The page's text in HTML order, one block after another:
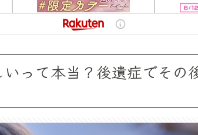
って本当？後遺症でその